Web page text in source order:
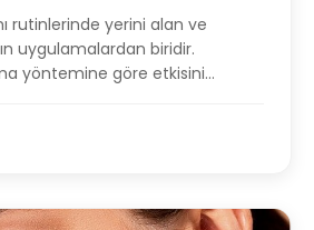
rutinlerinde yerini alan ve
uygulamalardan biridir.
yöntemine göre etkisini